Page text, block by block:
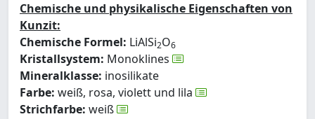
Chemische und physikalische Eigenschaften von
Kunzit:
Chemische Formel: LiAlSi2O6
Kristallsystem: Monoklines
Mineralklasse: inosilikate
Farbe: weiß, rosa, violett und lila
Strichfarbe: weiß